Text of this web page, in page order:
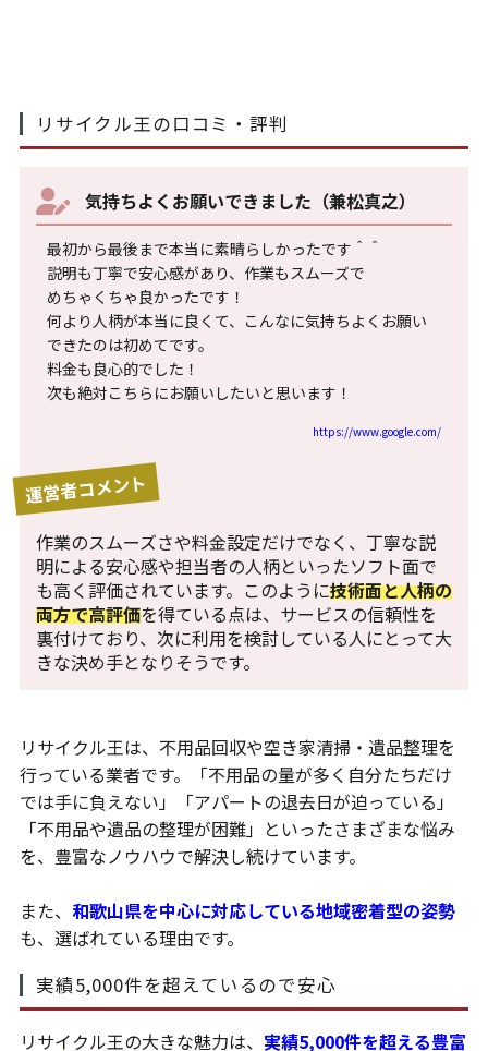
リサイクル王の口コミ・評判
気持ちよくお願いできました（兼松真之）
最初から最後まで本当に素晴らしかったです＾＾
説明も丁寧で安心感があり、作業もスムーズで
めちゃくちゃ良かったです！
何より人柄が本当に良くて、こんなに気持ちよくお願い
できたのは初めてです。
料金も良心的でした！
次も絶対こちらにお願いしたいと思います！
https://www.google.com/
運営者コメント
作業のスムーズさや料金設定だけでなく、丁寧な説
明による安心感や担当者の人柄といったソフト面で
も高く評価されています。このように技術面と人柄の
両方で高評価を得ている点は、サービスの信頼性を
裏付けており、次に利用を検討している人にとって大
きな決め手となりそうです。
リサイクル王は、不用品回収や空き家清掃・遺品整理を
行っている業者です。「不用品の量が多く自分たちだけ
では手に負えない」「アパートの退去日が迫っている」
「不用品や遺品の整理が困難」といったさまざまな悩み
を、豊富なノウハウで解決し続けています。
また、 和歌山県を中心に対応している地域密着型の姿勢
も、選ばれている理由です。
実績5,000件を超えているので安心
リサイクル王の大きな魅力は、 実績5,000件を超える豊富